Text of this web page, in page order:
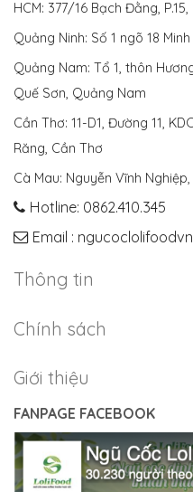
HCM: 377/16 Bạch Đằng,
Quảng Ninh: Số 1 ngõ 18
Quảng Nam: Tổ 1, thôn
Quế Sơn, Quảng Nam
Cần Thơ: 11-D1, Đường 11,
Răng, Cần Thơ
Cà Mau: Nguyễn Vĩnh
Hotline: 0862.410.345
Email :
Thông tin
Chính sách
Giới thiệu
FANPAGE FACEBOOK